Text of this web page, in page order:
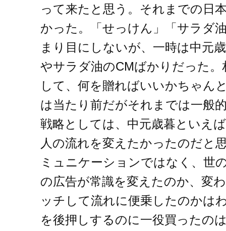
って来たと思う。それまでの日
かった。「せっけん」「サラダ
まり目にしないが、一時は中元
やサラダ油のCMばかりだった
して、何を贈ればいいかちゃん
は当たり前だがそれまでは一般
戦略としては、中元歳暮といえ
人の流れを変えたかったのだと
ミュニケーションではなく、世
の広告が常識を変えたのか、変
ッチして流れに便乗したのかは
を後押しするのに一役買ったの